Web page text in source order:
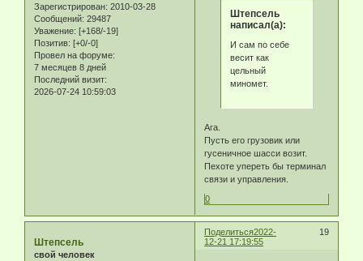
Зарегистрирован: 2010-03-28
Сообщений: 29487
Уважение: [+168/-19]
Позитив: [+0/-0]
Провел на форуме:
7 месяцев 8 дней
Последний визит:
2026-07-24 10:59:03
Штепсель
написал(а):
И сам по себе
весит как
цельный
миномет.
Ага.
Пусть его грузовик или
гусеничное шасси возит.
Пехоте упереть бы терминал
связи и управления.
0
Поделиться 19
2022-
12-21 17:19:55
Штепсель
свой человек